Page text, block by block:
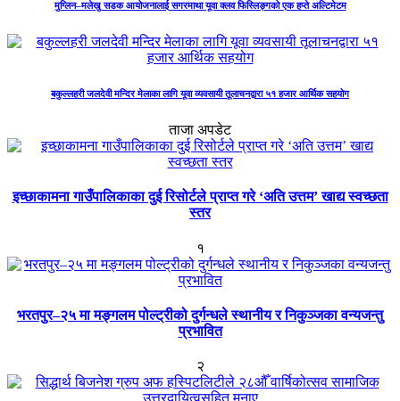
मुग्लिन–मलेखु सडक आयोजनालाई सगरमाथा यूवा क्लव फिस्लिङ्गको एक हप्ते अल्टिमेटम
बकुल्लहरी जलदेवी मन्दिर मेलाका लागि यूवा व्यवसायी तूलाचनद्वारा ५१ हजार आर्थिक सहयोग
ताजा अपडेट
इच्छाकामना गाउँपालिकाका दुई रिसोर्टले प्राप्त गरे ‘अति उत्तम’ खाद्य स्वच्छता
स्तर
१
भरतपुर–२५ मा मङ्गलम पोल्ट्रीको दुर्गन्धले स्थानीय र निकुञ्जका वन्यजन्तु
प्रभावित
२